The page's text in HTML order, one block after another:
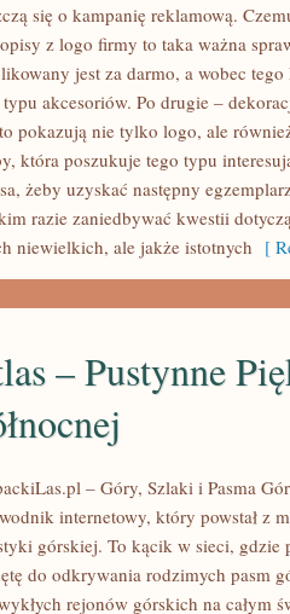
się o kampanię reklamową.
z logo firmy to taka ważna
jest za darmo, a wobec
akcesoriów. Po drugie –
pokazują nie tylko logo, ale
która poszukuje tego typu
żeby uzyskać następny
razie zaniedbywać kwestii
niewielkich, ale jakże istotnych [
– Pustynne
– Góry, Szlaki i Pasma
internetowy, który powstał z
górskiej. To kącik w sieci, gdzie
do odkrywania rodzimych pasm
rejonów górskich na całym